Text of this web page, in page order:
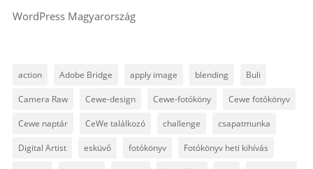
WordPress Magyarország
action Adobe Bridge apply image blending Buli
Camera Raw Cewe-design Cewe-fotóköny Cewe fotókönyv
Cewe naptár CeWe találkozó challenge csapatmunka
Digital Artist esküvő fotókönyv Fotókönyv heti kihívás